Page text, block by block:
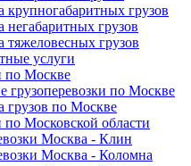
крупногабаритных грузов
негабаритных грузов
тяжеловесных грузов
услуги
по Москве
грузоперевозки по Москве
грузов по Москве
по Московской области
Москва - Клин
Москва - Коломна